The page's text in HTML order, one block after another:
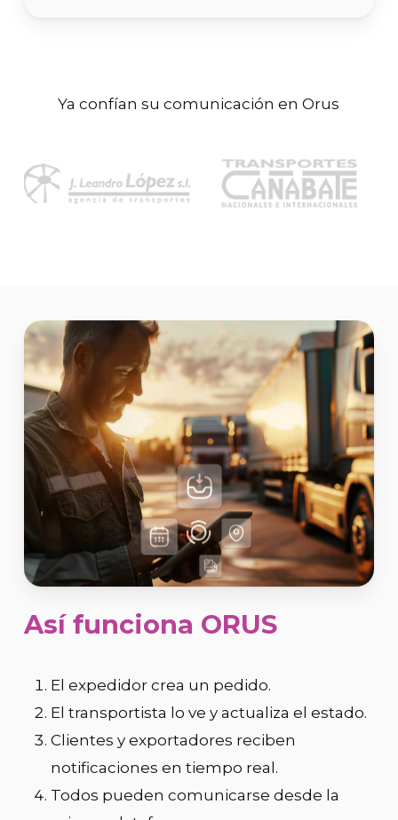
Ya confían su comunicación en Orus
Así funciona ORUS
El expedidor crea un pedido.
El transportista lo ve y actualiza el estado.
Clientes y exportadores reciben
notificaciones en tiempo real.
Todos pueden comunicarse desde la